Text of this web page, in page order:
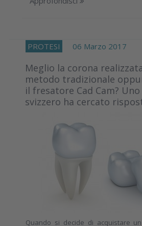
PROTESI 06 Marzo 2017
Meglio la corona
metodo tradizionale
il fresatore Cad Cam?
svizzero ha cercato
Quando si decide di acquistare un